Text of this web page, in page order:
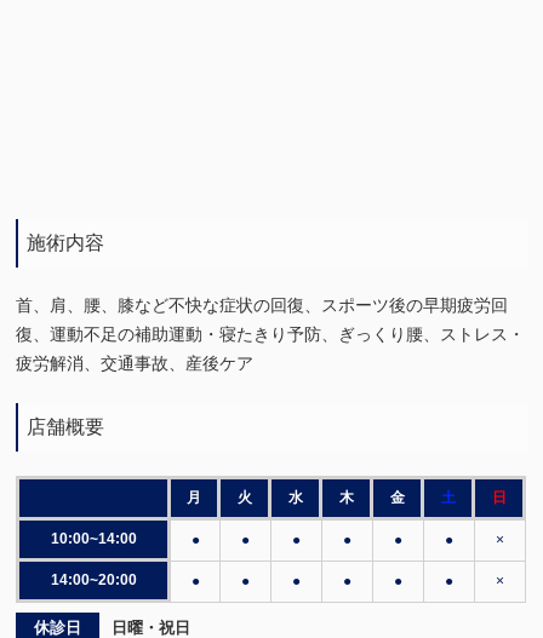
施術内容
首、肩、腰、膝など不快な症状の回復、スポーツ後の早期疲労回
復、運動不足の補助運動・寝たきり予防、ぎっくり腰、ストレス・
疲労解消、交通事故、産後ケア
店舗概要
月 火 水 木 金 土 日
10:00~14:00 ● ● ● ● ● ● ×
14:00~20:00 ● ● ● ● ● ● ×
休診日
日曜・祝日